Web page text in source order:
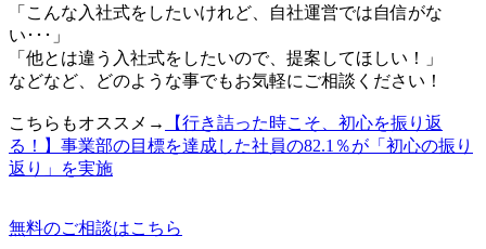
「こんな入社式をしたいけれど、自社運営では自信がな
い･･･」
「他とは違う入社式をしたいので、提案してほしい！」
などなど、どのような事でもお気軽にご相談ください！
こちらもオススメ→
【行き詰った時こそ、初心を振り返
る！】事業部の目標を達成した社員の82.1％が「初心の振り
返り」を実施
無料のご相談はこちら